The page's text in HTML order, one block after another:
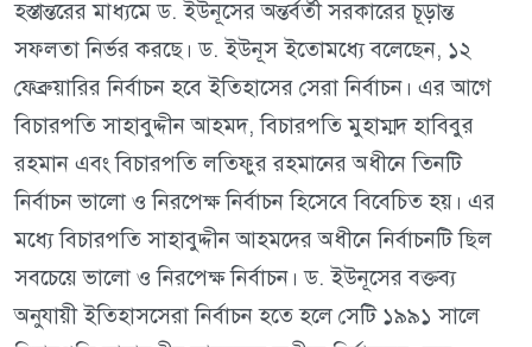
হস্তান্তরের মাধ্যমে ড. ইউনূসের অন্তর্বর্তী সরকারের চূড়ান্ত
সফলতা নির্ভর করছে। ড. ইউনূস ইতোমধ্যে বলেছেন, ১২
ফেব্রুয়ারির নির্বাচন হবে ইতিহাসের সেরা নির্বাচন। এর আগে
বিচারপতি সাহাবুদ্দীন আহমদ, বিচারপতি মুহাম্মদ হাবিবুর
রহমান এবং বিচারপতি লতিফুর রহমানের অধীনে তিনটি
নির্বাচন ভালো ও নিরপেক্ষ নির্বাচন হিসেবে বিবেচিত হয়। এর
মধ্যে বিচারপতি সাহাবুদ্দীন আহমদের অধীনে নির্বাচনটি ছিল
সবচেয়ে ভালো ও নিরপেক্ষ নির্বাচন। ড. ইউনূসের বক্তব্য
অনুযায়ী ইতিহাসসেরা নির্বাচন হতে হলে সেটি ১৯৯১ সালে